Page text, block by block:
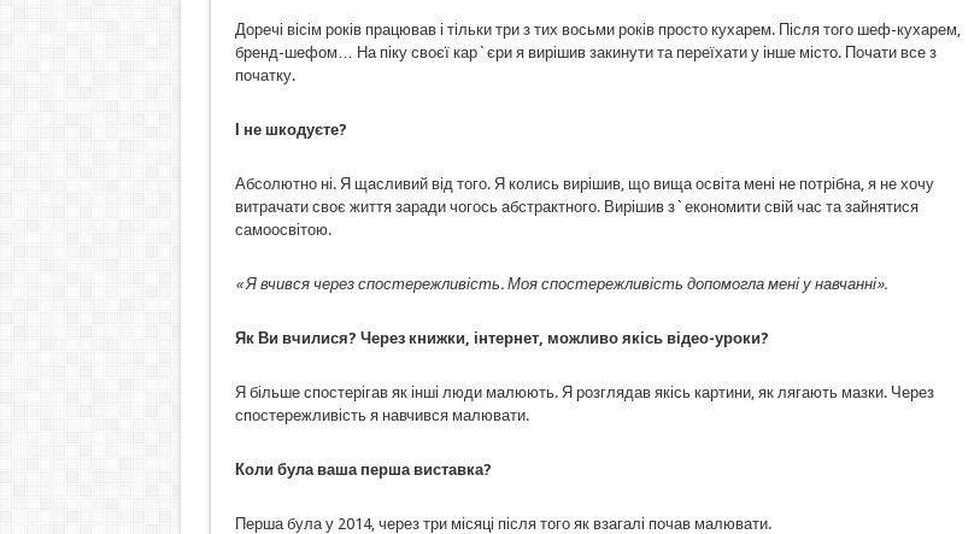
Доречі вісім років працював і тільки три з тих восьми років просто кухарем. Після того шеф-кухарем,
бренд-шефом… На піку своєї кар`єри я вирішив закинути та переїхати у інше місто. Почати все з
початку.
І не шкодуєте?
Абсолютно ні. Я щасливий від того. Я колись вирішив, що вища освіта мені не потрібна, я не хочу
витрачати своє життя заради чогось абстрактного. Вирішив з`економити свій час та зайнятися
самоосвітою.
« Я вчився через спостережливість. Моя спостережливість допомогла мені у навчанні».
Як Ви вчилися? Через книжки, інтернет, можливо якісь відео-уроки?
Я більше спостерігав як інші люди малюють. Я розглядав якісь картини, як лягають мазки. Через
спостережливість я навчився малювати.
Коли була ваша перша виставка?
Перша була у 2014, через три місяці після того як взагалі почав малювати.